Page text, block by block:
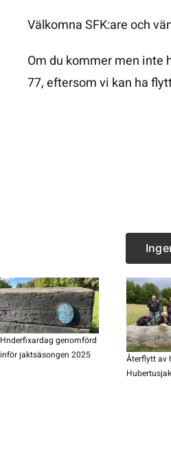
Välkomna SFK:are och
Om du kommer men inte
77, eftersom vi kan ha
Hnderfixardag genomförd
inför jaktsäsongen 2025
Återflytt av